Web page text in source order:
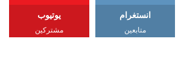
انستغرام
متابعين
يوتيوب
مشتركين